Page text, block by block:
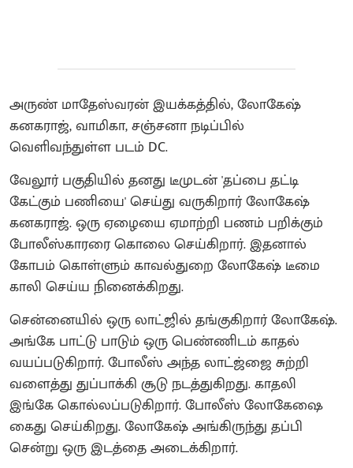
அருண் மாதேஸ்வரன் இயக்கத்தில், லோகேஷ்
கனகராஜ், வாமிகா, சஞ்சனா நடிப்பில்
வெளிவந்துள்ள படம் DC.
வேலூர் பகுதியில் தனது டீமுடன் 'தப்பை தட்டி
கேட்கும் பணியை' செய்து வருகிறார் லோகேஷ்
கனகராஜ். ஒரு ஏழையை ஏமாற்றி பணம் பறிக்கும்
போலீஸ்காரரை கொலை செய்கிறார். இதனால்
கோபம் கொள்ளும் காவல்துறை லோகேஷ் டீமை
காலி செய்ய நினைக்கிறது.
சென்னையில் ஒரு லாட்ஜில் தங்குகிறார் லோகேஷ்.
அங்கே பாட்டு பாடும் ஒரு பெண்ணிடம் காதல்
வயப்படுகிறார். போலீஸ் அந்த லாட்ஜ்ஜை சுற்றி
வளைத்து துப்பாக்கி சூடு நடத்துகிறது. காதலி
இங்கே கொல்லப்படுகிறார். போலீஸ் லோகேஷை
கைது செய்கிறது. லோகேஷ் அங்கிருந்து தப்பி
சென்று ஒரு இடத்தை அடைக்கிறார்.